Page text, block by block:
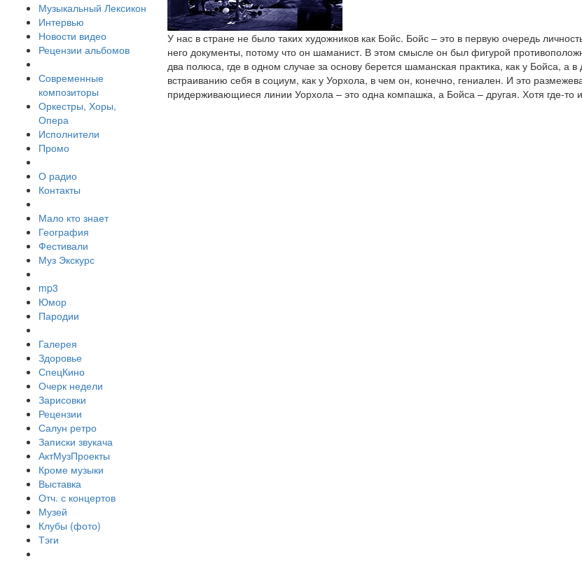
Музыкальный Лексикон
Интервью
Новости видео
Рецензии альбомов
Современные
композиторы
Оркестры, Хоры,
Опера
Исполнители
Промо
О радио
Контакты
Мало кто знает
География
Фестивали
Муз Экскурс
mp3
Юмор
Пародии
Галерея
Здоровье
СпецКино
Очерк недели
Зарисовки
Рецензии
Салун ретро
Записки звукача
АктМузПроекты
Кроме музыки
Выставка
Отч. с концертов
Музей
Клубы (фото)
Тэги
У нас в стране не было таких художников как Бойс. Бойс – это в первую очередь
него документы, потому что он шаманист. В этом смысле он был фигурой
два полюса, где в одном случае за основу берется шаманская практика, как у Бойса, а в
встраиванию себя в социум, как у Уорхола, в чем он, конечно, гениален. И это
придерживающиеся линии Уорхола – это одна компашка, а Бойса – другая. Хотя где-то